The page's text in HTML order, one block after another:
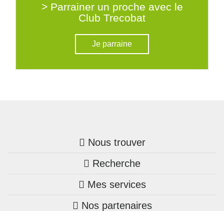
> Parrainer un proche avec le
Club Trecobat
Je parraine
Nous trouver
Trouver une agence
Bretagne
Pays de la Loire
Recherche
Nos annonces
Maison + terrain
Mes services
Mon compte Trecobois
Nos partenaires